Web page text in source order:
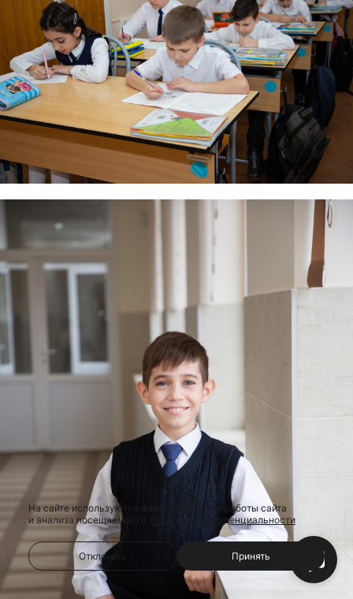
На сайте используются файлы cookie для работы сайта
и анализа посещаемости.
Политика конфиденциальности
Отклонить Принять